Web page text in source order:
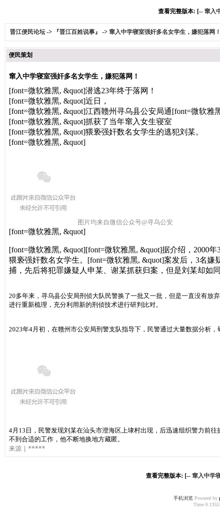
查看完整版本: [-- 窜入
晋江便民论坛 -> 『晋江百姓说事』 -> 窜入中学寝室强奸多名女学生，嫌犯落网
便民策划
窜入中学寝室强奸多名女学生，嫌犯落网！
[font=微软雅黑, &quot]潜逃23年终于落网！
[font=微软雅黑, &quot]近日，
[font=微软雅黑, &quot]江西赣州寻乌县公安局通[font=微软雅
[font=微软雅黑, &quot]抓获了当年窜入女生寝室
[font=微软雅黑, &quot]猥亵强奸数名女学生的逃犯刘某。
[font=微软雅黑, &quot]
图片均来自微信公众号@寻乌公安
[font=微软雅黑, &quot]
[font=微软雅黑, &quot][font=微软雅黑, &quot]据介绍，2000
猥亵强奸数名女学生。 [font=微软雅黑, &quot]案发后，3名嫌
捕，先后将犯罪嫌疑人申某、谢某抓获归案，但是刘某却如
20多年来，寻乌县公安局刑侦大队民警换了一批又一批，但是一直没有放
进行重新梳理，充分利用新的刑侦技术进行研判比对。
2023年4月初，在赣州市公安局刑警支队指导下，民警通过大量数据分析
4月13日，民警发现刘某在汕头市澄海区上埭村出现，后迅速组织警力前
不到合适的工作，他不断地换地方藏匿。
来源 | *****
查看完整版本: [-- 窜入中学
手机浏览Powered by
Time